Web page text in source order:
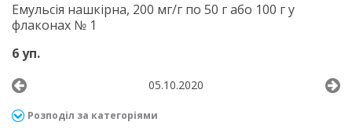
Емульсія нашкірна, 200 мг/г по 50 г або 100 г у
флаконах № 1
6 уп.
05.10.2020
Розподіл за категоріями